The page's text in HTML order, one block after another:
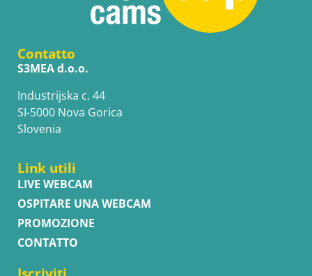
Contatto
S3MEA d.o.o.
Industrijska c. 44
SI-5000 Nova Gorica
Slovenia
Link utili
LIVE WEBCAM
OSPITARE UNA WEBCAM
PROMOZIONE
CONTATTO